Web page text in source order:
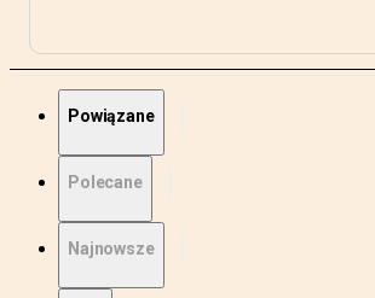
Powiązane
Polecane
Najnowsze